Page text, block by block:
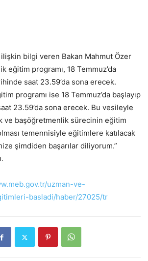
ilişkin bilgi veren Bakan Mahmut Özer
eğitim programı, 18 Temmuz’da
saat 23.59’da sona erecek.
programı ise 18 Temmuz’da başlayıp
23.59’da sona erecek. Bu vesileyle
ve başöğretmenlik sürecinin eğitim
temennisiyle eğitimlere katılacak
şimdiden başarılar diliyorum.”
uzman-ve-
basladi/haber/27025/tr